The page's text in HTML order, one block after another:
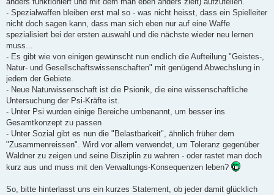
- Spezialwaffen bleiben erst mal so - was nicht heisst, dass ein Spielleiter
nicht doch sagen kann, dass man sich eben nur auf eine Waffe
spezialisiert bei der ersten auswahl und die nächste wieder neu lernen
muss...
- Es gibt wie von einigen gewünscht nun endlich die Aufteilung "Geistes-,
Natur- und Gesellschaftswissenschaften" mit genügend Abwechslung in
jedem der Gebiete.
- Neue Naturwissenschaft ist die Psionik, die eine wissenschaftliche
Untersuchung der Psi-Kräfte ist.
- Unter Psi wurden einige Bereiche umbenannt, um besser ins
Gesamtkonzept zu passen
- Unter Sozial gibt es nun die "Belastbarkeit", ähnlich früher dem
"Zusammenreissen". Wird vor allem verwendet, um Toleranz gegenüber
Waldner zu zeigen und seine Disziplin zu wahren - oder rastet man doch
kurz aus und muss mit den Verwaltungs-Konsequenzen leben?
So, bitte hinterlasst uns ein kurzes Statement, ob jeder damit glücklich